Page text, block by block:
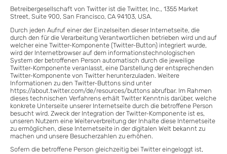
Betreibergesellschaft von Twitter ist die Twitter, Inc., 1355 Market
Street, Suite 900, San Francisco, CA 94103, USA.
Durch jeden Aufruf einer der Einzelseiten dieser Internetseite, die
durch den für die Verarbeitung Verantwortlichen betrieben wird und auf
welcher eine Twitter-Komponente (Twitter-Button) integriert wurde,
wird der Internetbrowser auf dem informationstechnologischen
System der betroffenen Person automatisch durch die jeweilige
Twitter-Komponente veranlasst, eine Darstellung der entsprechenden
Twitter-Komponente von Twitter herunterzuladen. Weitere
Informationen zu den Twitter-Buttons sind unter
https://about.twitter.com/de/resources/buttons abrufbar. Im Rahmen
dieses technischen Verfahrens erhält Twitter Kenntnis darüber, welche
konkrete Unterseite unserer Internetseite durch die betroffene Person
besucht wird. Zweck der Integration der Twitter-Komponente ist es,
unseren Nutzern eine Weiterverbreitung der Inhalte diese Internetseite
zu ermöglichen, diese Internetseite in der digitalen Welt bekannt zu
machen und unsere Besucherzahlen zu erhöhen.
Sofern die betroffene Person gleichzeitig bei Twitter eingeloggt ist,